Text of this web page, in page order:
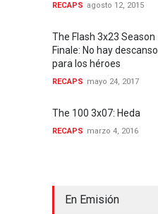
RECAPS agosto 12, 2015
The Flash 3x23 Season
Finale: No hay descanso
para los héroes
RECAPS mayo 24, 2017
The 100 3x07: Heda
RECAPS marzo 4, 2016
En Emisión